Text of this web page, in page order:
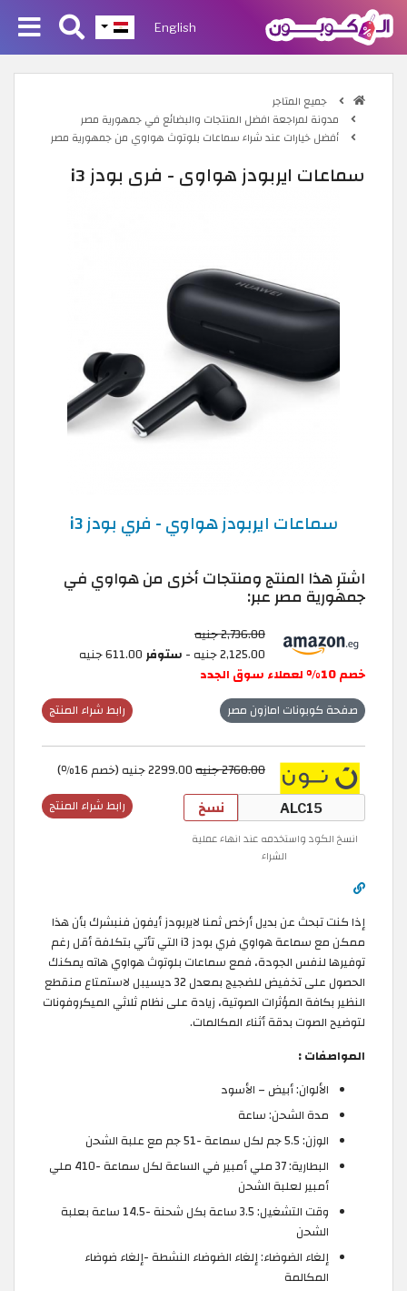
English
جميع المتاجر
مدونة لمراجعة افضل المنتجات والبضائع في جمهورية مصر
أفضل خيارات عند شراء سماعات بلوتوث هواوي من جمهورية مصر
سماعات ايربودز هواوي - فري بودز i3
سماعات ايربودز هواوي - فري بودز i3
اشترِ هذا المنتج ومنتجات أخرى من هواوي في
جمهورية مصر عبر:
2,736.00 جنيه
2,125.00 جنيه -
ستوفر
خصم 10% لعملاء سوق الجدد
رابط شراء المنتج صفحة كوبونات امازون مصر
2760.00 جنيه
رابط شراء المنتج نسخ
انسخ الكود واستخدمه عند انهاء عملية
الشراء
إذا كنت تبحث عن بديل أرخص ثمنا لايربودز أيفون فنبشرك بأن هذا
ممكن مع سماعة هواوي فري بودز i3 التي تأتي بتكلفة أقل رغم
توفيرها لنفس الجودة، فمع سماعات بلوتوث هواوي هاته يمكنك
الحصول على تخفيض للضجيج بمعدل 32 ديسيبل لاستمتاع منقطع
النظير بكافة المؤثرات الصوتية، زيادة على نظام ثلاثي الميكروفونات
لتوضيح الصوت بدقة أثناء المكالمات.
المواصفات :
الألوان: أبيض – الأسود
مدة الشحن: ساعة
الوزن: 5.5 جم لكل سماعة -51 جم مع علبة الشحن
البطارية: 37 ملي أمبير في الساعة لكل سماعة -410 ملي
أمبير لعلبة الشحن
وقت التشغيل: 3.5 ساعة بكل شحنة -14.5 ساعة بعلبة
الشحن
إلغاء الضوضاء: إلغاء الضوضاء النشطة -إلغاء ضوضاء
المكالمة